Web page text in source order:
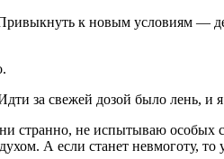
к новым условиям
за свежей дозой было лень,
не испытываю особых
А если станет невмоготу,